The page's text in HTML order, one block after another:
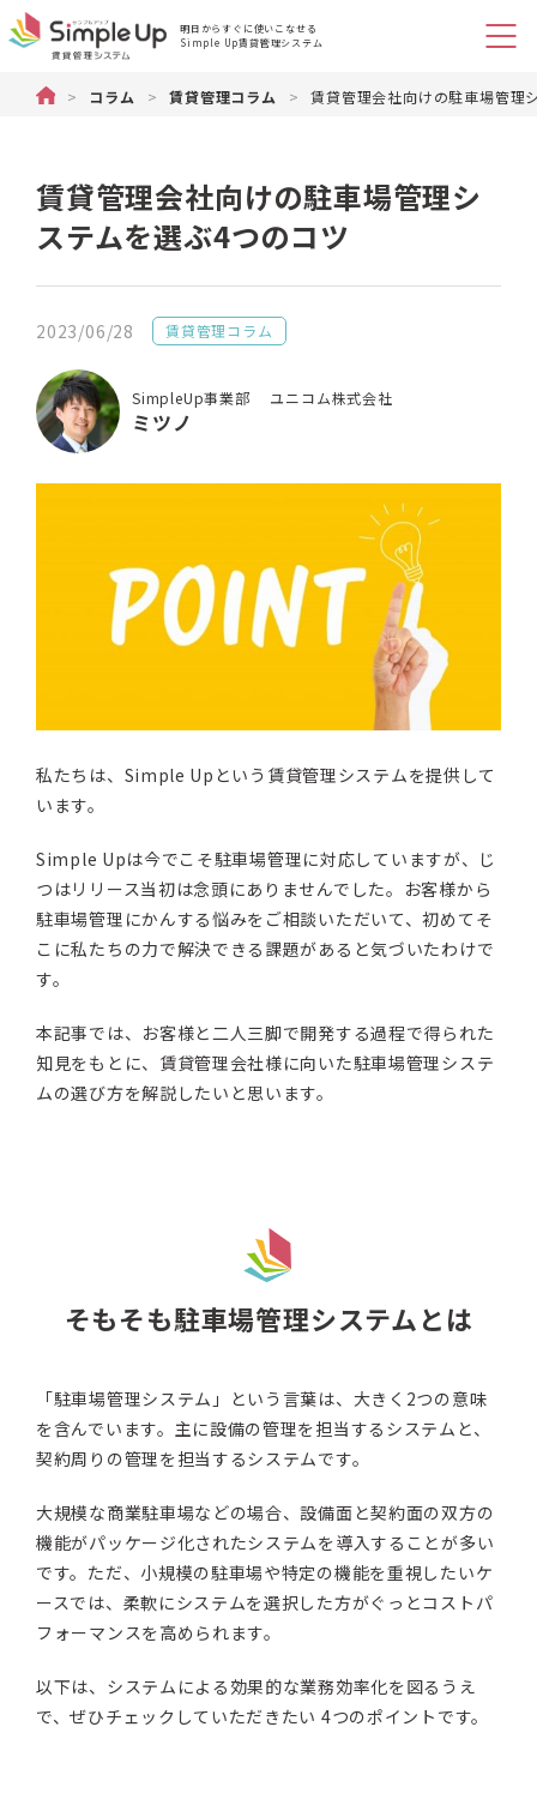
明日からすぐに使いこなせる
Simple Up賃貸管理システム
不動産管理のSimple Up（シンプルアップ）賃貸物件管理システム
> コラム > 賃貸管理コラム > 賃貸管理会社向けの駐車場管理
賃貸管理会社向けの駐車場管理シ
ステムを選ぶ4つのコツ
2023/06/28 賃貸管理コラム
SimpleUp事業部 ユニコム株式会社
ミツノ
私たちは、Simple Upという賃貸管理システムを提供して
います。
Simple Upは今でこそ駐車場管理に対応していますが、じ
つはリリース当初は念頭にありませんでした。お客様から
駐車場管理にかんする悩みをご相談いただいて、初めてそ
こに私たちの力で解決できる課題があると気づいたわけで
す。
本記事では、お客様と二人三脚で開発する過程で得られた
知見をもとに、賃貸管理会社様に向いた駐車場管理システ
ムの選び方を解説したいと思います。
そもそも駐車場管理システムとは
「駐車場管理システム」という言葉は、大きく2つの意味
を含んでいます。主に設備の管理を担当するシステムと、
契約周りの管理を担当するシステムです。
大規模な商業駐車場などの場合、設備面と契約面の双方の
機能がパッケージ化されたシステムを導入することが多い
です。ただ、小規模の駐車場や特定の機能を重視したいケ
ースでは、柔軟にシステムを選択した方がぐっとコストパ
フォーマンスを高められます。
以下は、システムによる効果的な業務効率化を図るうえ
で、ぜひチェックしていただきたい 4つのポイントです。